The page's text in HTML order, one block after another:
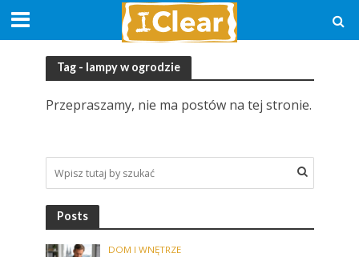
Tag - lampy w ogrodzie
Przepraszamy, nie ma postów na tej stronie.
Posts
DOM I WNĘTRZE